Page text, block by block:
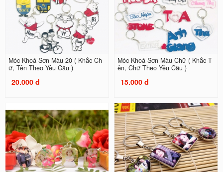
Móc Khoá Sơn Màu 20 ( Khắc Ch
ữ, Tên Theo Yêu Cầu )
20.000 đ
Móc Khoá Sơn Màu Chữ ( Khắc T
ên, Chữ Theo Yêu Cầu )
15.000 đ